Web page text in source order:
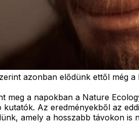
azonban elődünk ettől még
meg a napokban a Nature
Az eredményekből az
amely a hosszabb távokon is